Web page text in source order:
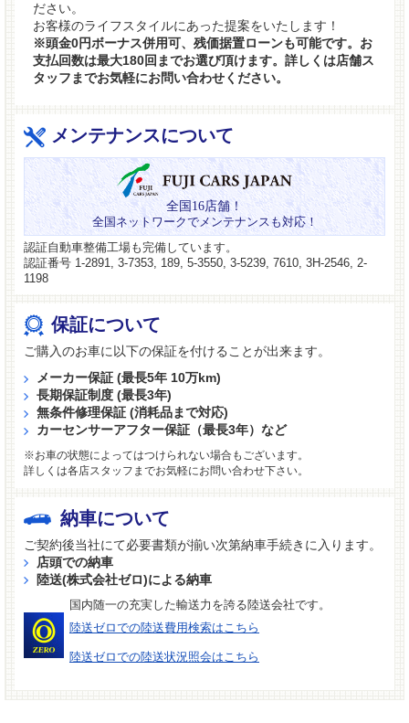
ださい。
お客様のライフスタイルにあった提案をいたします！
※頭金0円ボーナス併用可、残価据置ローンも可能です。お
支払回数は最大180回までお選び頂けます。詳しくは店舗ス
タッフまでお気軽にお問い合わせください。
メンテナンスについて
全国16店舗！
全国ネットワークでメンテナンスも対応！
認証自動車整備工場も完備しています。
認証番号 1-2891, 3-7353, 189, 5-3550, 3-5239, 7610, 3H-2546, 2-
1198
保証について
ご購入のお車に以下の保証を付けることが出来ます。
メーカー保証 (最長5年 10万km)
長期保証制度 (最長3年)
無条件修理保証 (消耗品まで対応)
カーセンサーアフター保証（最長3年）など
※お車の状態によってはつけられない場合もございます。
詳しくは各店スタッフまでお気軽にお問い合わせ下さい。
納車について
ご契約後当社にて必要書類が揃い次第納車手続きに入ります。
店頭での納車
陸送(株式会社ゼロ)による納車
国内随一の充実した輸送力を誇る陸送会社です。
陸送ゼロでの陸送費用検索はこちら
陸送ゼロでの陸送状況照会はこちら